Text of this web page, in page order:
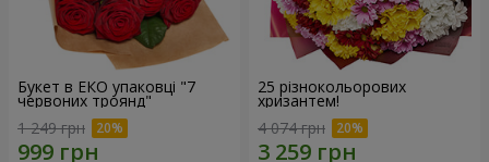
Букет в ЕКО упаковці "7
червоних троянд"
1 249 грн
25 різнокольорових
хризантем!
4 074 грн